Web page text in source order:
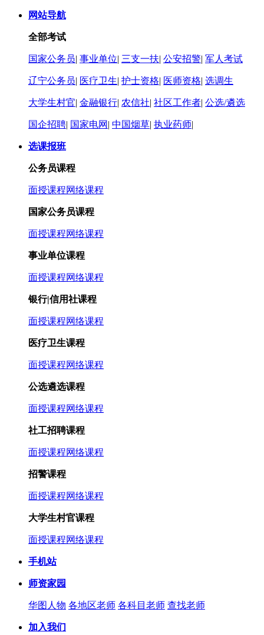
网站导航
全部考试
国家公务员| 事业单位| 三支一扶| 公安招警| 军人考试
辽宁公务员| 医疗卫生| 护士资格| 医师资格| 选调生
大学生村官| 金融银行| 农信社| 社区工作者| 公选/遴选
国企招聘| 国家电网 | 中国烟草| 执业药师|
选课报班
公务员课程
面授课程网络课程
国家公务员课程
面授课程网络课程
事业单位课程
面授课程网络课程
银行|信用社课程
面授课程网络课程
医疗卫生课程
面授课程网络课程
公选遴选课程
面授课程网络课程
社工招聘课程
面授课程网络课程
招警课程
面授课程网络课程
大学生村官课程
面授课程网络课程
手机站
师资家园
华图人物 各地区老师 各科目老师 查找老师
加入我们